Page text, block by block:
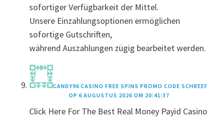
sofortiger Verfügbarkeit der Mittel.
Unsere Einzahlungsoptionen ermöglichen
sofortige Gutschriften,
während Auszahlungen zügig bearbeitet werden.
CANDY96 CASINO FREE SPINS PROMO CODE SCHREEF
OP 6 AUGUSTUS 2026 OM 20:41:37
Click Here For The Best Real Money Payid Casino